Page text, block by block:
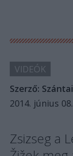
VIDEÓK
Szerző:
2014. június
Zsizseg a